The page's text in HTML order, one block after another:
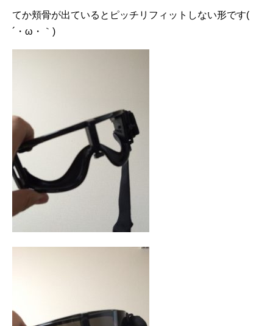
てか頬骨が出ているとピッチリフィットしない形です(
´・ω・｀)